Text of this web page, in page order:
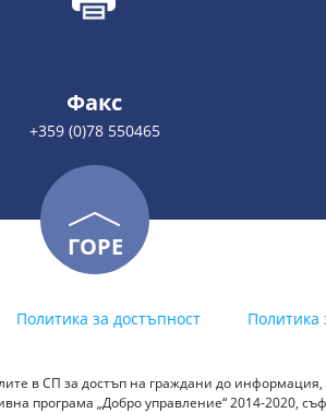
Факс
+359 (0)78 550465
ГОРЕ
Политика за достъпност Политика
в СП за достъп на граждани до информация,
програма „Добро управление“ 2014-2020,